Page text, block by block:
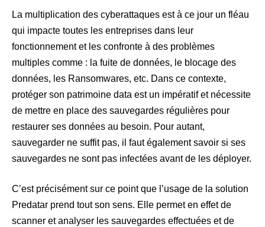
La multiplication des cyberattaques est à ce jour un fléau
qui impacte toutes les entreprises dans leur
fonctionnement et les confronte à des problèmes
multiples comme : la fuite de données, le blocage des
données, les Ransomwares, etc. Dans ce contexte,
protéger son patrimoine data est un impératif et nécessite
de mettre en place des sauvegardes régulières pour
restaurer ses données au besoin. Pour autant,
sauvegarder ne suffit pas, il faut également savoir si ses
sauvegardes ne sont pas infectées avant de les déployer.
C’est précisément sur ce point que l’usage de la solution
Predatar prend tout son sens. Elle permet en effet de
scanner et analyser les sauvegardes effectuées et de